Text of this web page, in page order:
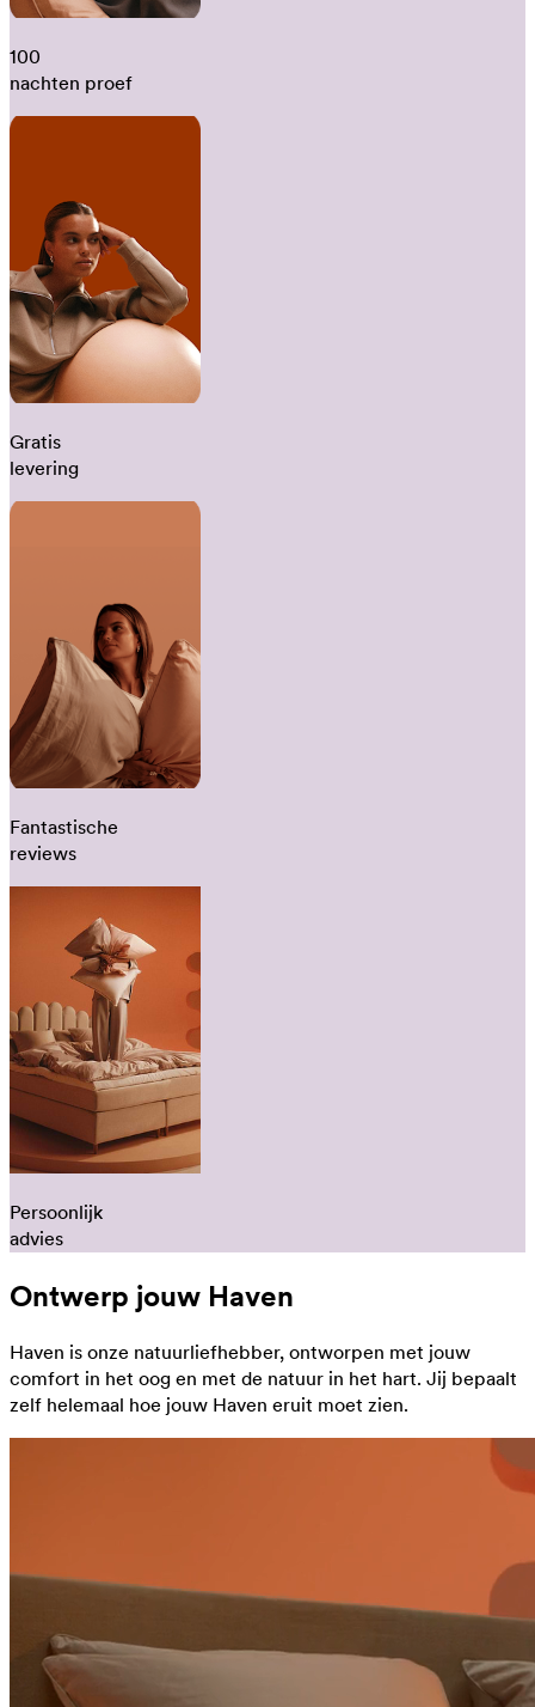
100
nachten proef
Gratis
levering
Fantastische
reviews
Persoonlijk
advies
Ontwerp jouw Haven
Haven is onze natuurliefhebber, ontworpen met jouw
comfort in het oog en met de natuur in het hart. Jij bepaalt
zelf helemaal hoe jouw Haven eruit moet zien.